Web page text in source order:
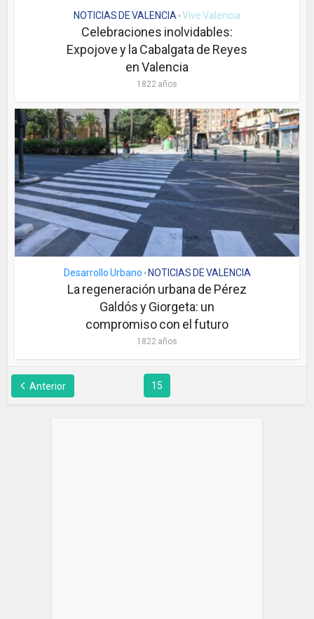
NOTICIAS DE VALENCIA • Vive Valencia
Celebraciones inolvidables:
Expojove y la Cabalgata de Reyes
en Valencia
1822 años
Desarrollo Urbano • NOTICIAS DE VALENCIA
La regeneración urbana de Pérez
Galdós y Giorgeta: un
compromiso con el futuro
1822 años
Anterior 15